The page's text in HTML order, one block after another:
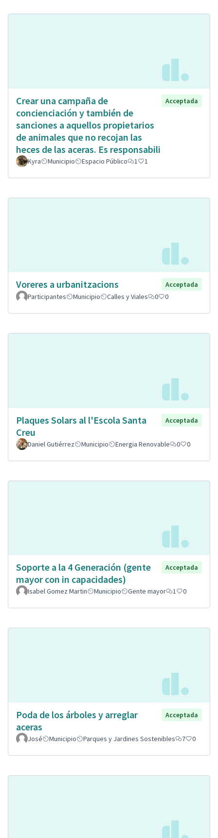
Crear una campaña de
concienciación y también de
sanciones a aquellos propietarios
de animales que no recojan las
heces de las aceras. Es responsabili
Acceptada
Kyra Municipio Espacio Público 1 1
Voreres a urbanitzacions
Acceptada
Participantes
Municipio Calles y Viales 0 0
Plaques Solars al l'Escola Santa
Creu
Acceptada
Daniel Gutiérrez Municipio Energia Renovable 0 0
Soporte a la 4 Generación (gente
mayor con in capacidades)
Acceptada
Isabel Gomez Martin Municipio Gente mayor 1 0
Poda de los árboles y arreglar
aceras
Acceptada
José Municipio Parques y Jardines Sostenibles 7 0